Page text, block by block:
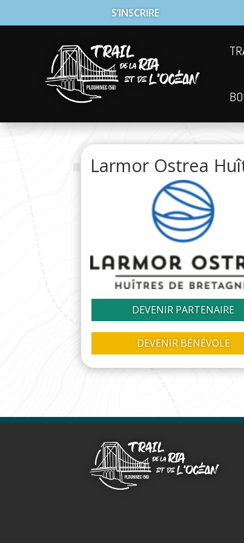
S’INSCRIRE
Larmor Ostrea
DEVENIR PARTENAIRE
DEVENIR BÉNÉVOLE